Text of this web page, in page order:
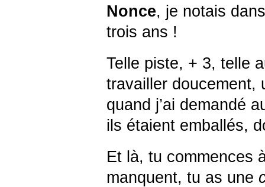
Nonce, je notais
trois ans !
Telle piste, + 3, telle
travailler doucement,
quand j’ai demandé
ils étaient emballés,
Et là, tu commences
manquent, tu as une